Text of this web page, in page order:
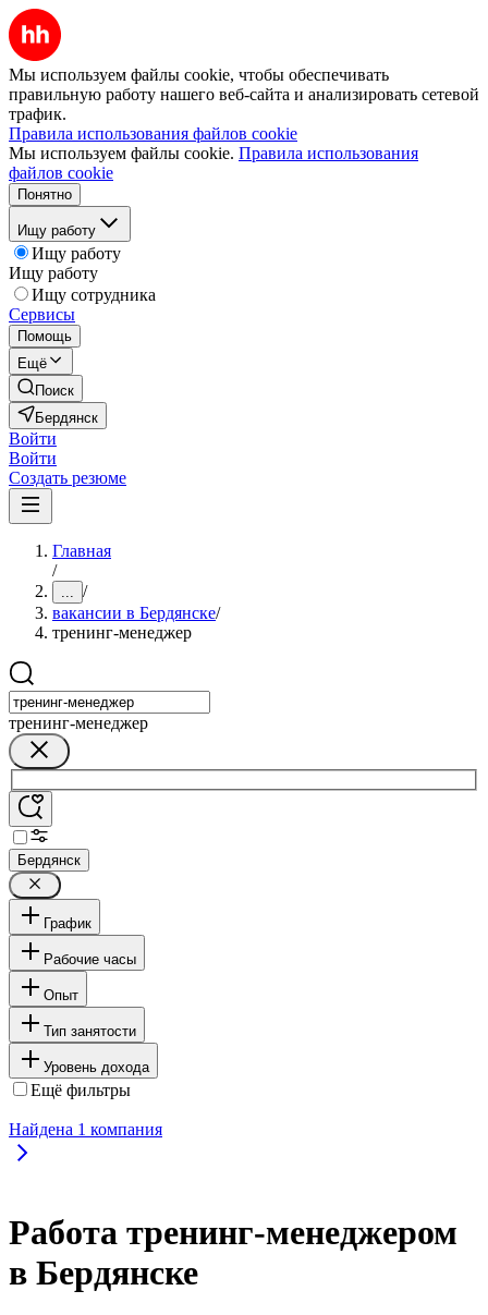
Мы используем файлы cookie, чтобы обеспечивать
правильную работу нашего веб-сайта и анализировать сетевой
трафик.
Правила использования файлов cookie
Мы используем файлы cookie. Правила использования
файлов cookie
Понятно
Ищу работу
Ищу работу
Ищу работу
Ищу сотрудника
Сервисы
Помощь
Ещё
Поиск
Бердянск
Войти
Войти
Создать резюме
Главная
/
... /
вакансии в Бердянске/
тренинг-менеджер
тренинг-менеджер
Бердянск
График
Рабочие часы
Опыт
Тип занятости
Уровень дохода
Ещё фильтры
Найдена 1 компания
Работа тренинг-менеджером
в Бердянске